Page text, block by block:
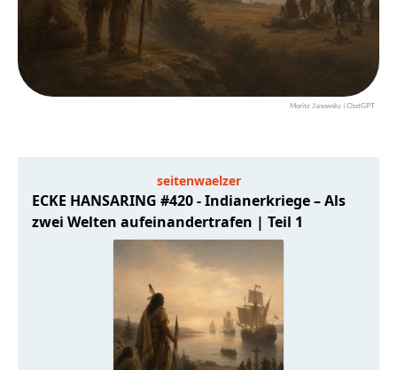
Moritz Janowsky | ChatGPT